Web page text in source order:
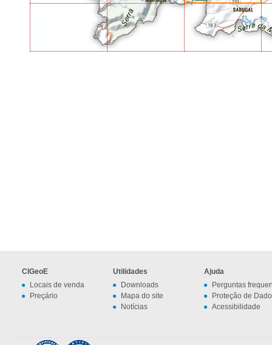
CIGeoE
Locais de venda
Preçário
Utilidades
Downloads
Mapa do site
Notícias
Ajuda
Perguntas
Proteção de
Acessibilidade